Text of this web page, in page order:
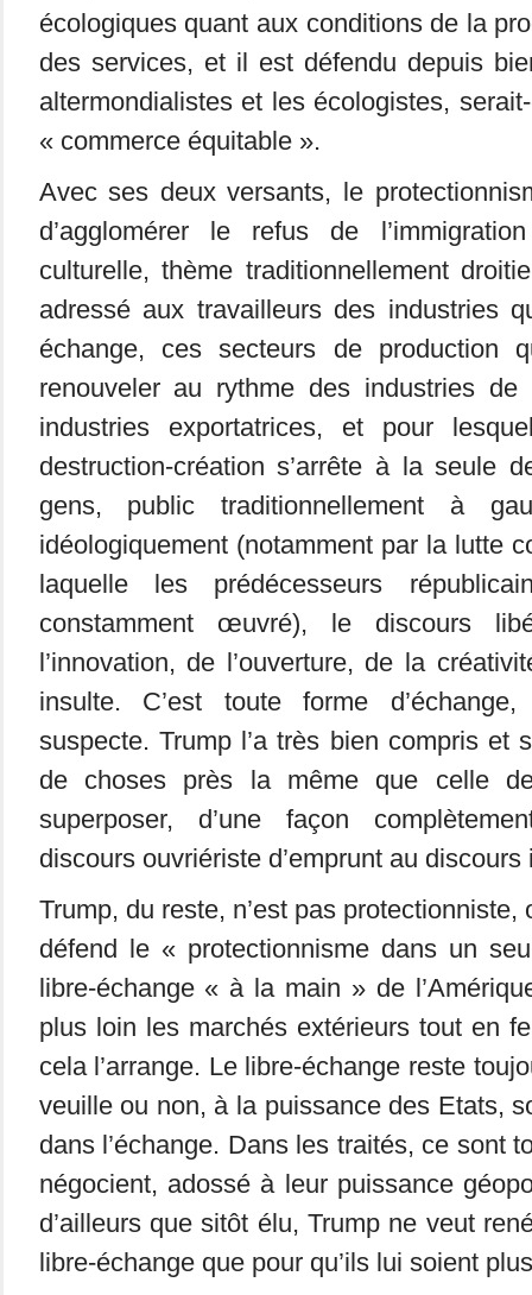
écologiques quant aux conditions de la
des services, et il est défendu depuis
altermondialistes et les écologistes,
« commerce équitable ».
Avec ses deux versants, le
d’agglomérer le refus de
culturelle, thème traditionnellement
adressé aux travailleurs des industries
échange, ces secteurs de production
renouveler au rythme des industries
industries exportatrices, et pour
destruction-création s’arrête à la seule
gens, public traditionnellement à
idéologiquement (notamment par la lutte
laquelle les prédécesseurs
constamment œuvré), le discours
l’innovation, de l’ouverture, de la
insulte. C’est toute forme
suspecte. Trump l’a très bien compris et
de choses près la même que celle
superposer, d’une façon
discours ouvriériste d’emprunt au discours
Trump, du reste, n’est pas protectionniste,
défend le « protectionnisme dans un
libre-échange « à la main » de
plus loin les marchés extérieurs tout en
cela l’arrange. Le libre-échange reste
veuille ou non, à la puissance des Etats,
dans l’échange. Dans les traités, ce sont
négocient, adossé à leur puissance
d’ailleurs que sitôt élu, Trump ne veut
libre-échange que pour qu’ils lui soient